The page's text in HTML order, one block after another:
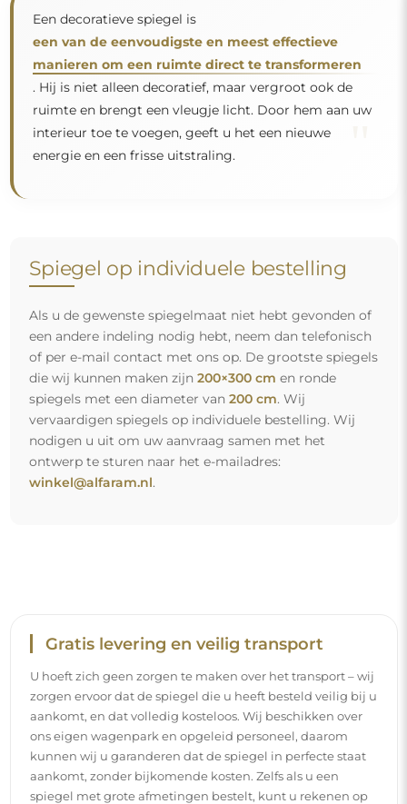
die wij kunnen maken zijn
spiegels met een diameter van
vervaardigen spiegels op individuele bestelling. Wij
nodigen u uit om uw aanvraag samen met het
ontwerp te sturen naar het e-mailadres:
winkel@alfaram.nl.
Gratis levering en veilig transport
U hoeft zich geen zorgen te maken over het transport – wij
zorgen ervoor dat de spiegel die u heeft besteld veilig bij u
aankomt, en dat volledig kosteloos. Wij beschikken over
ons eigen wagenpark en opgeleid personeel, daarom
kunnen wij u garanderen dat de spiegel in perfecte staat
aankomt, zonder bijkomende kosten. Zelfs als u een
spiegel met grote afmetingen bestelt, kunt u rekenen op
een snelle levering.
Bekijk hoe wij onze spiegels verpakken.
Eenvoudige montage
Wij staan in voor de productie en de levering van de
spiegels, terwijl de installatie onder uw